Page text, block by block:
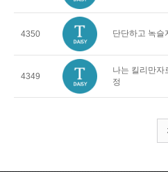
4350 단단하고 녹슬
4349
나는 킬리만자
정